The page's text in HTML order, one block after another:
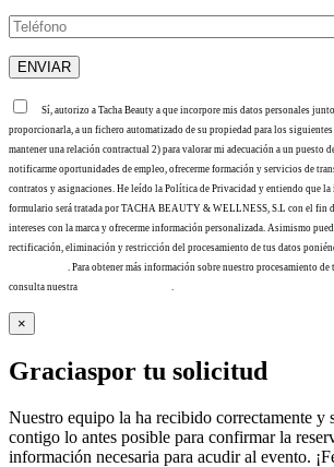
Sí, autorizo a Tacha Beauty a que incorpore mis datos personales
proporcionarla, a un fichero automatizado de su propiedad para los
mantener una relación contractual 2) para valorar mi adecuación a un puesto
notificarme oportunidades de empleo, ofrecerme formación y servicios de
contratos y asignaciones. He leído la Política de Privacidad y entiendo que la
formulario será tratada por TACHA BEAUTY & WELLNESS, S.L con el fin
intereses con la marca y ofrecerme información personalizada. Asimismo
rectificación, eliminación y restricción del procesamiento de tus datos
. Para obtener más información sobre nuestro procesamiento
consulta nuestra
×
Graciaspor tu solicitud
Nuestro equipo la ha recibido correctamente y
contigo lo antes posible para confirmar la
información necesaria para acudir al evento.